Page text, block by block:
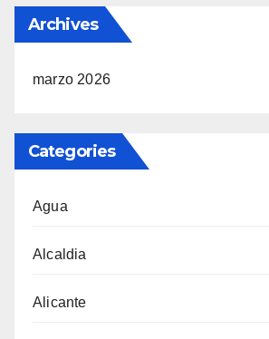
Archives
marzo 2026
Categories
Agua
Alcaldia
Alicante